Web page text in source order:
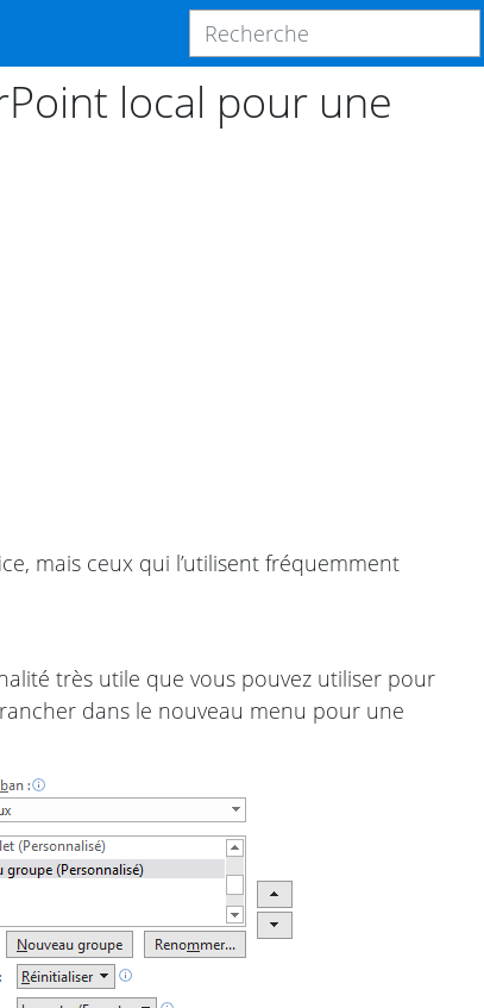
local pour une
mais ceux qui l’utilisent fréquemment
très utile que vous pouvez utiliser pour
dans le nouveau menu pour une